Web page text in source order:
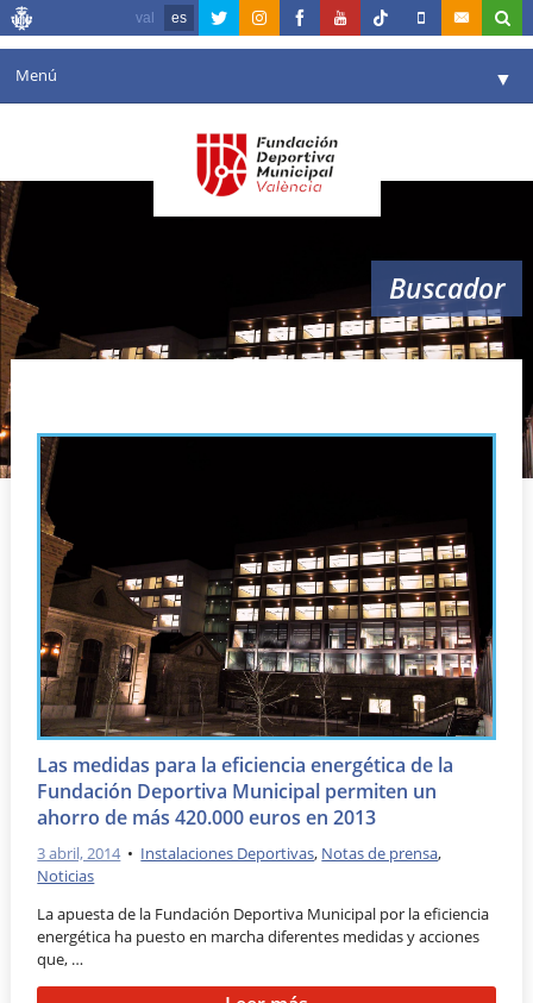
val es
Menú ▼
Agenda
Comunicación ▼
Valencia en deporte ▼
Reservas
Buscador
ahorro
Las medidas para la eficiencia energética de la
Fundación Deportiva Municipal permiten un
ahorro de más 420.000 euros en 2013
3 abril, 2014 • Instalaciones Deportivas, Notas de prensa,
Noticias
La apuesta de la Fundación Deportiva Municipal por la eficiencia
energética ha puesto en marcha diferentes medidas y acciones
que, …